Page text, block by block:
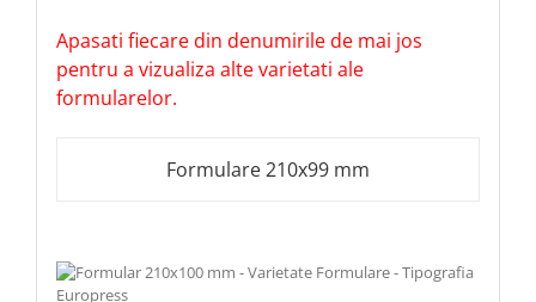
Apasati fiecare din denumirile de mai jos
pentru a vizualiza alte varietati ale
formularelor.
Formulare 210x99 mm